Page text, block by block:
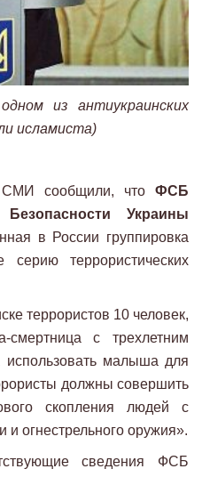
из антиукраинских
исламиста)
СМИ сообщили, что ФСБ
Украины
в России группировка
террористических
террористов 10 человек,
смертница с трехлетним
использовать малыша для
должны совершить
скопления людей с
и огнестрельного оружия».
сведения ФСБ